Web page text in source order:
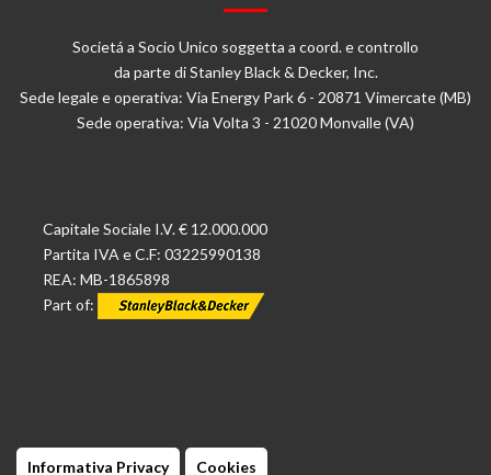
Societá a Socio Unico soggetta a coord. e controllo
da parte di Stanley Black & Decker, Inc.
Sede legale e operativa: Via Energy Park 6 - 20871 Vimercate (MB)
Sede operativa: Via Volta 3 - 21020 Monvalle (VA)
Capitale Sociale I.V. € 12.000.000
Partita IVA e C.F: 03225990138
REA: MB-1865898
Part of:
Informativa Privacy Cookies